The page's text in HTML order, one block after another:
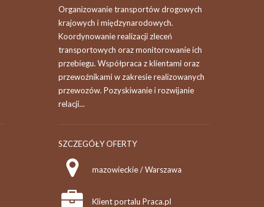
Organizowanie transportów drogowych
krajowych i międzynarodowych.
Koordynowanie realizacji zleceń
transportowych oraz monitorowanie ich
przebiegu. Współpraca z klientami oraz
przewoźnikami w zakresie realizowanych
przewozów. Pozyskiwanie i rozwijanie
relacji...
SZCZEGÓŁY OFERTY
mazowieckie / Warszawa
Klient portalu Praca.pl